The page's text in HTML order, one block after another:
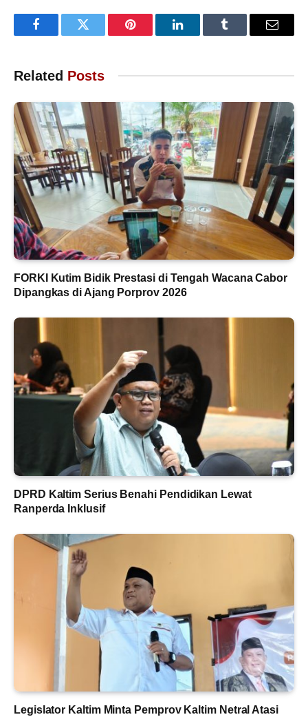
FacebookTwitter Pinterest LinkedInTumblr Email
Related Posts
FORKI Kutim Bidik Prestasi di Tengah Wacana Cabor
Dipangkas di Ajang Porprov 2026
DPRD Kaltim Serius Benahi Pendidikan Lewat
Ranperda Inklusif
Legislator Kaltim Minta Pemprov Kaltim Netral Atasi